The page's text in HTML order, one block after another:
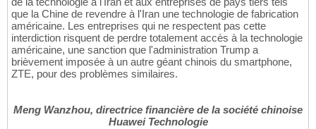
que la Chine de revendre à l'Iran une technologie de fabrication
américaine. Les entreprises qui ne respectent pas cette
interdiction risquent de perdre totalement accès à la technologie
américaine, une sanction que l'administration Trump a
brièvement imposée à un autre géant chinois du smartphone,
ZTE, pour des problèmes similaires.
Meng Wanzhou, directrice financière de la société chinoise
Huawei Technologie